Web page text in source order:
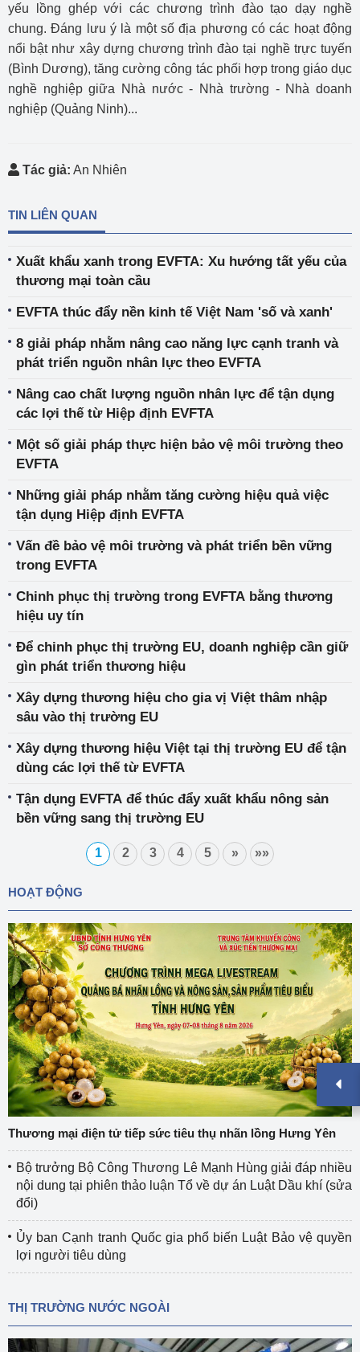
yếu lồng ghép với các chương trình đào tạo dạy nghề
chung. Đáng lưu ý là một số địa phương có các hoạt động
nổi bật như xây dựng chương trình đào tại nghề trực tuyến
(Bình Dương), tăng cường công tác phối hợp trong giáo dục
nghề nghiệp giữa Nhà nước - Nhà trường - Nhà doanh
nghiệp (Quảng Ninh)...
Tác giả: An Nhiên
TIN LIÊN QUAN
Xuất khẩu xanh trong EVFTA: Xu hướng tất yếu của
thương mại toàn cầu
EVFTA thúc đẩy nền kinh tế Việt Nam 'số và xanh'
8 giải pháp nhằm nâng cao năng lực cạnh tranh và
phát triển nguồn nhân lực theo EVFTA
Nâng cao chất lượng nguồn nhân lực để tận dụng
các lợi thế từ Hiệp định EVFTA
Một số giải pháp thực hiện bảo vệ môi trường theo
EVFTA
Những giải pháp nhằm tăng cường hiệu quả việc
tận dụng Hiệp định EVFTA
Vấn đề bảo vệ môi trường và phát triển bền vững
trong EVFTA
Chinh phục thị trường trong EVFTA bằng thương
hiệu uy tín
Để chinh phục thị trường EU, doanh nghiệp cần giữ
gìn phát triển thương hiệu
Xây dựng thương hiệu cho gia vị Việt thâm nhập
sâu vào thị trường EU
Xây dựng thương hiệu Việt tại thị trường EU để tận
dùng các lợi thế từ EVFTA
Tận dụng EVFTA để thúc đẩy xuất khẩu nông sản
bền vững sang thị trường EU
1 2 3 4 5 » »»
HOẠT ĐỘNG
Thương mại điện tử tiếp sức tiêu thụ nhãn lồng Hưng Yên
Bộ trưởng Bộ Công Thương Lê Mạnh Hùng giải đáp nhiều
nội dung tại phiên thảo luận Tổ về dự án Luật Dầu khí (sửa
đổi)
Ủy ban Cạnh tranh Quốc gia phổ biến Luật Bảo vệ quyền
lợi người tiêu dùng
THỊ TRƯỜNG NƯỚC NGOÀI